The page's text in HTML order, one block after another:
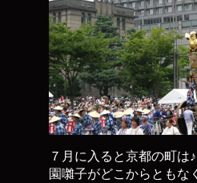
７月に入ると京都の町は
園囃子がどこからともな